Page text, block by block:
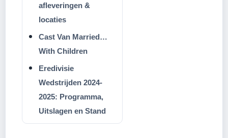
afleveringen &
locaties
Cast Van Married…
With Children
Eredivisie
Wedstrijden 2024-
2025: Programma,
Uitslagen en Stand